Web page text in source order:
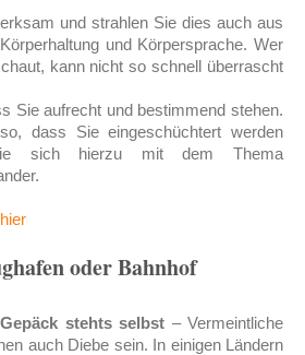
und strahlen Sie dies auch aus
und Körpersprache. Wer
kann nicht so schnell überrascht
Sie aufrecht und bestimmend stehen.
dass Sie eingeschüchtert werden
sich hierzu mit dem Thema
hier
oder Bahnhof
stehts selbst – Vermeintliche
auch Diebe sein. In einigen Ländern